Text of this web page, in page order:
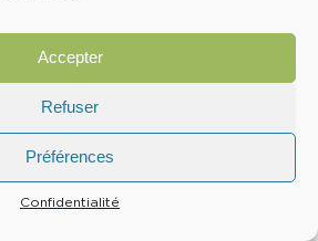
Accepter
Refuser
Préférences
Confidentialité
déployer des innovations
et en rupture avec
le marché (TRL6-9)